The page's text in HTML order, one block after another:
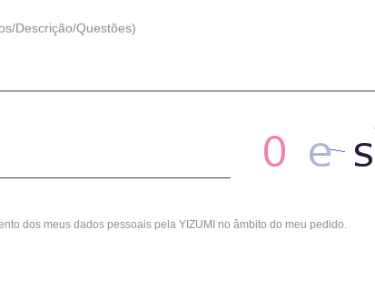
Descrição/Questões)
dos meus dados pessoais pela YIZUMI no âmbito do meu pedido.